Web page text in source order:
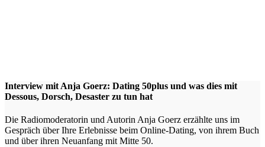
Interview mit Anja Goerz: Dating 50plus und was dies mit
Dessous, Dorsch, Desaster zu tun hat
Die Radiomoderatorin und Autorin Anja Goerz erzählte uns im
Gespräch über Ihre Erlebnisse beim Online-Dating, von ihrem Buch
und über ihren Neuanfang mit Mitte 50.